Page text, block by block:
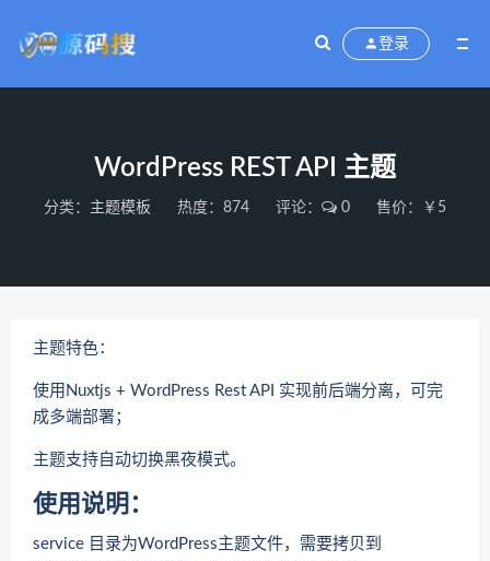
登录
WordPress REST API 主题
分类： 主题模板 热度：874 评论： 0 售价：￥5
主题特色：
使用Nuxtjs + WordPress Rest API 实现前后端分离，可完
成多端部署；
主题支持自动切换黑夜模式。
使用说明：
service 目录为WordPress主题文件，需要拷贝到